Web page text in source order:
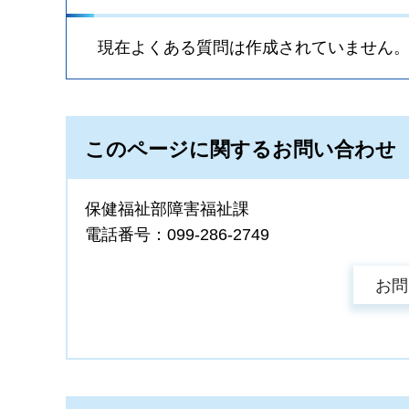
現在よくある質問は作成されていません。
このページに関するお問い合わせ
保健福祉部障害福祉課
電話番号：099-286-2749